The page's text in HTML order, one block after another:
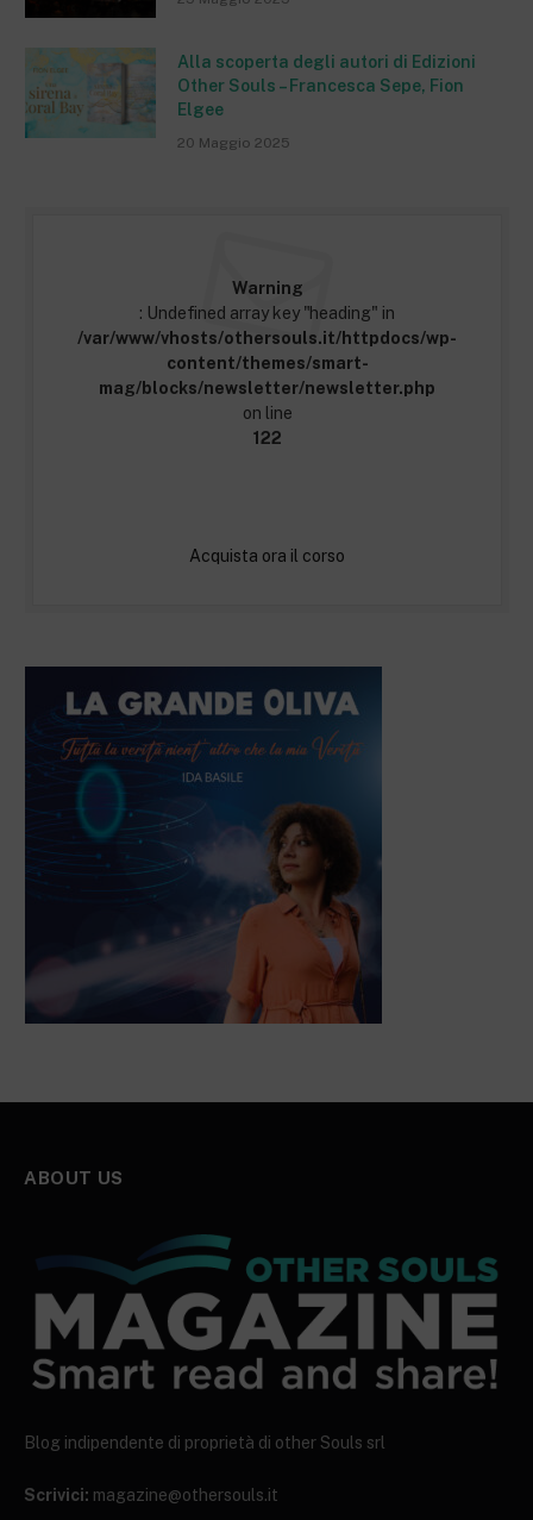
Alla scoperta degli autori di Edizioni
Other Souls – Francesca Sepe, Fion
Elgee
20 Maggio 2025
Warning
: Undefined array key "heading" in
/var/www/vhosts/othersouls.it/httpdocs/wp-
content/themes/smart-
mag/blocks/newsletter/newsletter.php
on line
122
Acquista ora il corso
ABOUT US
Blog indipendente di proprietà di other Souls srl
Scrivici: magazine@othersouls.it